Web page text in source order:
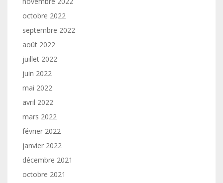
octobre 2022
septembre 2022
août 2022
juillet 2022
juin 2022
mai 2022
avril 2022
mars 2022
février 2022
janvier 2022
décembre 2021
octobre 2021